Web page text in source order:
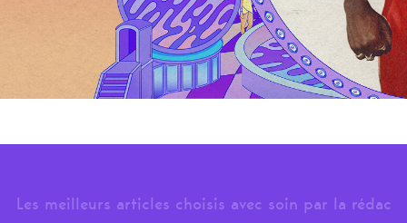
Les meilleurs articles choisis avec soin par la rédac